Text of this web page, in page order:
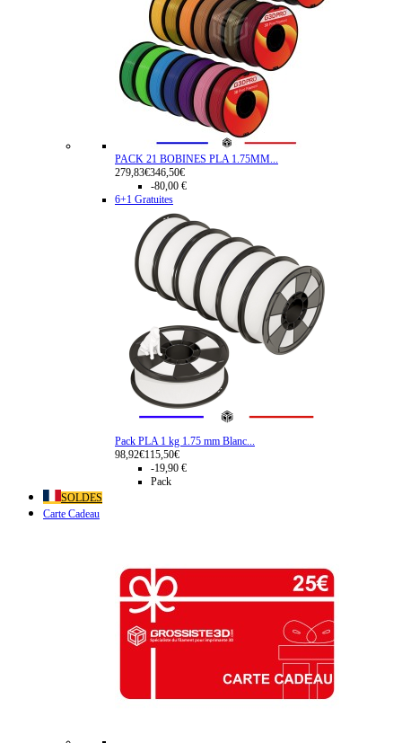
PACK 21 BOBINES PLA 1.75MM...
279,83€346,50€
-80,00 €
6+1 Gratuites
Pack PLA 1 kg 1.75 mm Blanc...
98,92€115,50€
-19,90 €
Pack
SOLDES
Carte Cadeau